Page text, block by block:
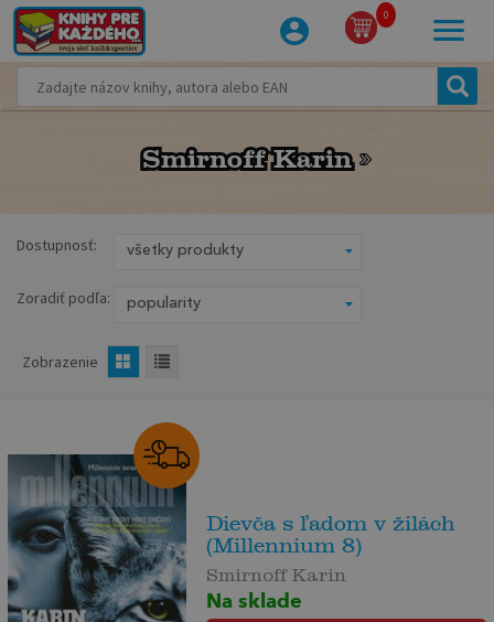
0
Smirnoff Karin
Smirnoff Karin
Dostupnosť:
Zoradiť podľa:
Zobrazenie
Dievča s ľadom v žilách
(Millennium 8)
Smirnoff Karin
Na sklade